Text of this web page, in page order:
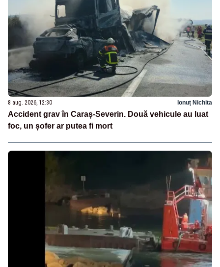
8 aug. 2026, 12:30 Ionuț Nichita
Accident grav în Caraș-Severin. Două vehicule au luat
foc, un șofer ar putea fi mort